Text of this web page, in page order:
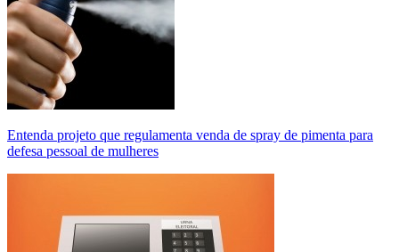
Entenda projeto que regulamenta venda de spray de pimenta para
defesa pessoal de mulheres